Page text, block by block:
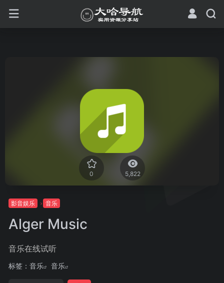
0 5,822
影音娱乐 音乐
Alger Music
音乐在线试听
标签： 音乐 音乐